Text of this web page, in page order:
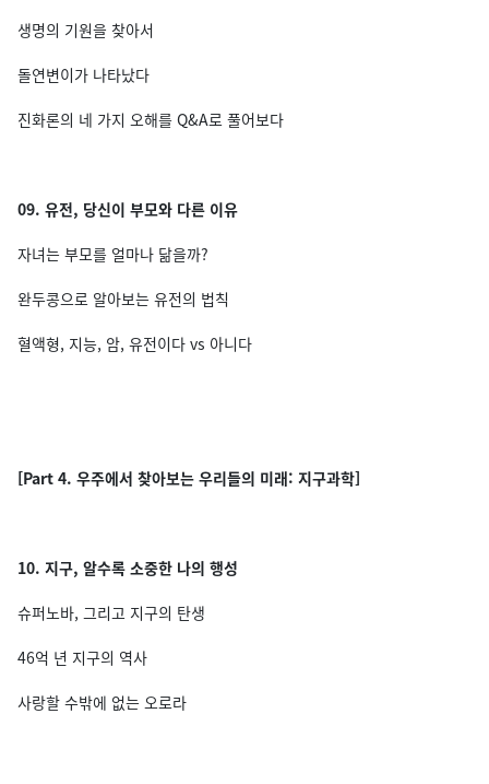
생명의 기원을 찾아서
돌연변이가 나타났다
진화론의 네 가지 오해를 Q&A로 풀어보다
09. 유전, 당신이 부모와 다른 이유
자녀는 부모를 얼마나 닮을까?
완두콩으로 알아보는 유전의 법칙
혈액형, 지능, 암, 유전이다 vs 아니다
[Part 4. 우주에서 찾아보는 우리들의 미래: 지구과학]
10. 지구, 알수록 소중한 나의 행성
슈퍼노바, 그리고 지구의 탄생
46억 년 지구의 역사
사랑할 수밖에 없는 오로라